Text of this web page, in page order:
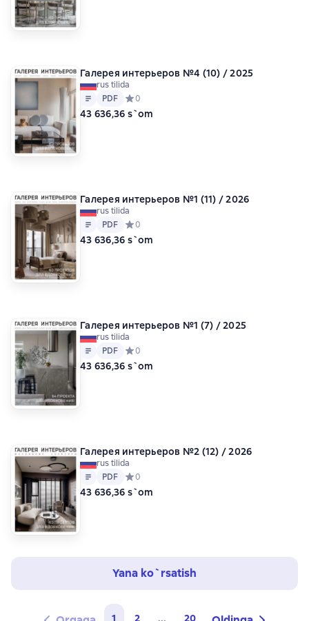
Галерея интерьеров №4 (10) / 2025
rus tilida
Matn
PDF
PDF Средний рейтинг 0 на основе 0 оценок
0
43 636,36 s`om
Галерея интерьеров №1 (11) / 2026
rus tilida
Matn
PDF
PDF Средний рейтинг 0 на основе 0 оценок
0
43 636,36 s`om
Галерея интерьеров №1 (7) / 2025
rus tilida
Matn
PDF
PDF Средний рейтинг 0 на основе 0 оценок
0
43 636,36 s`om
Галерея интерьеров №2 (12) / 2026
rus tilida
Matn
PDF
PDF Средний рейтинг 0 на основе 0 оценок
0
43 636,36 s`om
Yana ko`rsatish
1 2 ... 20